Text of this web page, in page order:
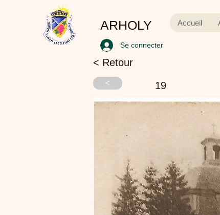
ARHOLY Accueil
Se connecter
< Retour
< 19